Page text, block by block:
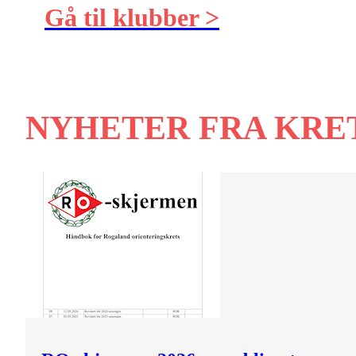
Gå til klubber >
NYHETER FRA